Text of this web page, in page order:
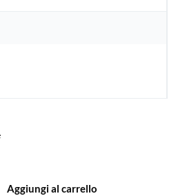
Aggiungi al carrello